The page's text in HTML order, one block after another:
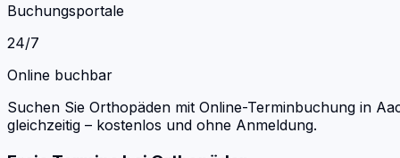
Buchungsportale
24/7
Online buchbar
Suchen Sie Orthopäden mit Online-Terminbuchung in
gleichzeitig – kostenlos und ohne Anmeldung.